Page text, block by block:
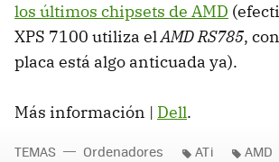
los últimos chipsets de AMD
XPS 7100 utiliza elAMDRS785,
placa está algo anticuada ya).
Más información | Dell.
TEMAS Ordenadores ATi AMD